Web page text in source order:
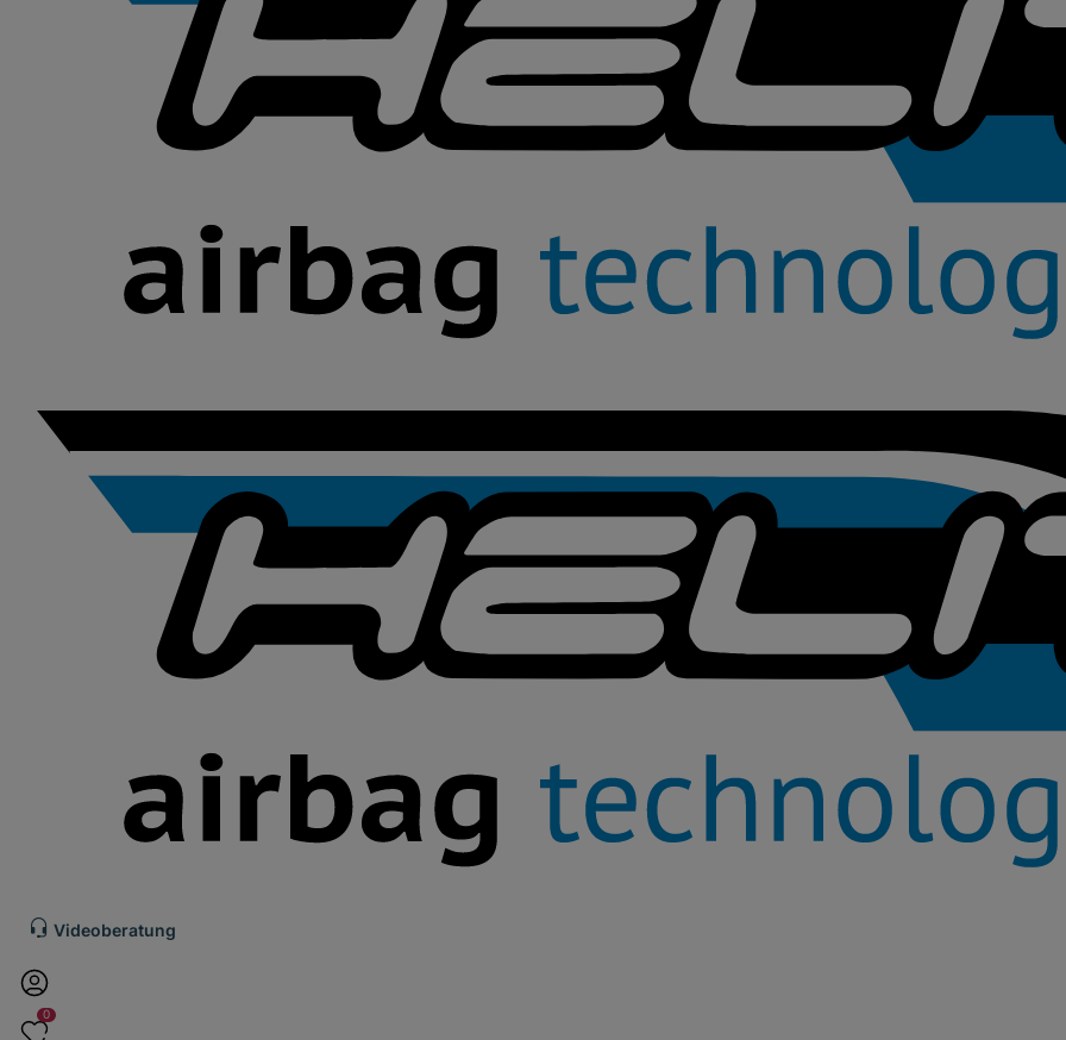
Videoberatung
0